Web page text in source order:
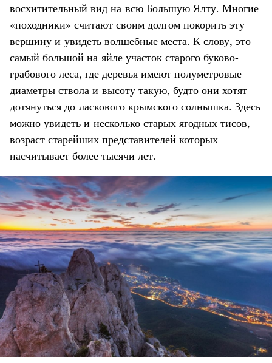
восхитительный вид на всю Большую Ялту. Многие
«походники» считают своим долгом покорить эту
вершину и увидеть волшебные места. К слову, это
самый большой на яйле участок старого буково-
грабового леса, где деревья имеют полуметровые
диаметры ствола и высоту такую, будто они хотят
дотянуться до ласкового крымского солнышка. Здесь
можно увидеть и несколько старых ягодных тисов,
возраст старейших представителей которых
насчитывает более тысячи лет.